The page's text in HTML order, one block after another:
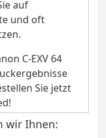
auf
und oft
C-EXV 64
Sie jetzt
wir Ihnen: